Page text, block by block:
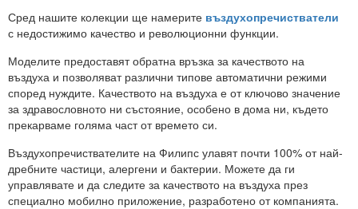
Сред нашите колекции ще намерите въздухопречистватели
с недостижимо качество и революционни функции.
Моделите предоставят обратна връзка за качеството на
въздуха и позволяват различни типове автоматични режими
според нуждите. Качеството на въздуха е от ключово значение
за здравословното ни състояние, особено в дома ни, където
прекарваме голяма част от времето си.
Въздухопречиствателите на Филипс улавят почти 100% от най-
дребните частици, алергени и бактерии. Можете да ги
управлявате и да следите за качеството на въздуха през
специално мобилно приложение, разработено от компанията.